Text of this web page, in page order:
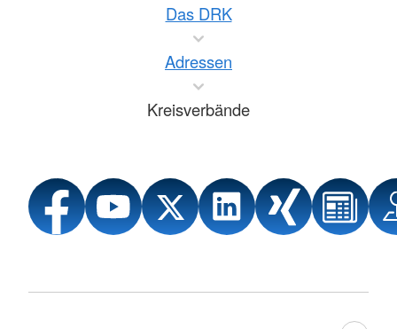
Das DRK
Adressen
Kreisverbände